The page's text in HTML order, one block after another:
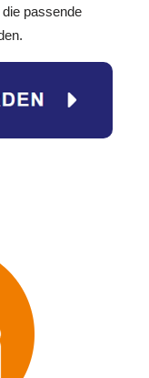
passende